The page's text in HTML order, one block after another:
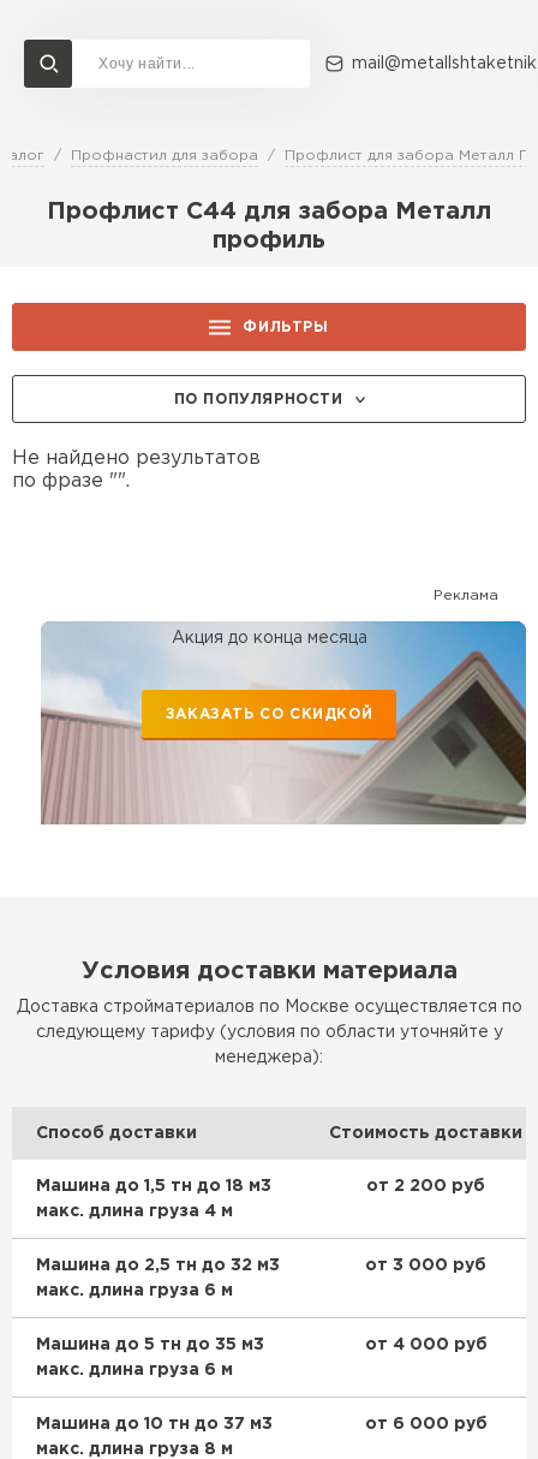
Профнастил для забора Профлист для забора Металл
Профлист С44 для забора Металл
профиль
ФИЛЬТРЫ
ПО ПОПУЛЯРНОСТИ
Не найдено результатов
по фразе "".
Реклама
Акция до конца месяца
ЗАКАЗАТЬ СО СКИДКОЙ
Условия доставки материала
Доставка стройматериалов по Москве осуществляется по
следующему тарифу (условия по области уточняйте у
менеджера):
Способ доставки Стоимость доставки
Машина до 1,5 тн до 18 м3
макс. длина груза 4 м
от 2 200 руб
Машина до 2,5 тн до 32 м3
макс. длина груза 6 м
от 3 000 руб
Машина до 5 тн до 35 м3
макс. длина груза 6 м
от 4 000 руб
Машина до 10 тн до 37 м3
макс. длина груза 8 м
от 6 000 руб
Доставка и оплата Акции О компании Контакты